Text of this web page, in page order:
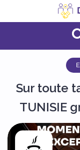
Sur toute
TUNISIE